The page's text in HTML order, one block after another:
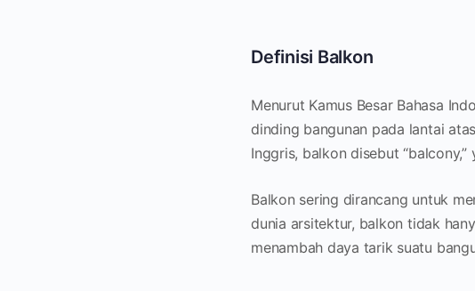
Definisi Balkon
Menurut Kamus Besar Bahasa
dinding bangunan pada lantai
Inggris, balkon disebut
Balkon sering dirancang untuk
dunia arsitektur, balkon tidak
menambah daya tarik suatu